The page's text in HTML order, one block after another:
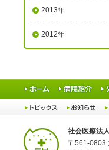
2013年
2012年
社会医療法
〒561-0803